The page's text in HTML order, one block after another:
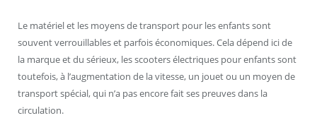
Le matériel et les moyens de transport pour les enfants sont
souvent verrouillables et parfois économiques. Cela dépend ici de
la marque et du sérieux, les scooters électriques pour enfants sont
toutefois, à l’augmentation de la vitesse, un jouet ou un moyen de
transport spécial, qui n’a pas encore fait ses preuves dans la
circulation.